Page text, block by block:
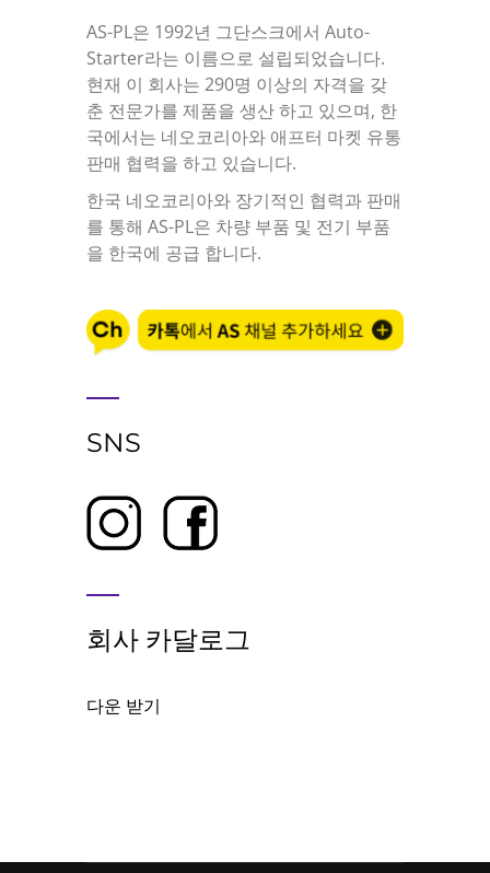
AS-PL은 1992년 그단스크에서 Auto-
Starter라는 이름으로 설립되었습니다.
현재 이 회사는 290명 이상의 자격을 갖
춘 전문가를 제품을 생산 하고 있으며, 한
국에서는 네오코리아와 애프터 마켓 유통
판매 협력을 하고 있습니다.
한국 네오코리아와 장기적인 협력과 판매
를 통해 AS-PL은 차량 부품 및 전기 부품
을 한국에 공급 합니다.
SNS
회사 카달로그
다운 받기